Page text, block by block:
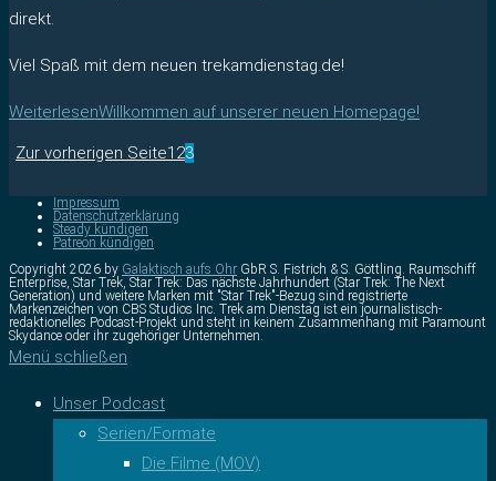
direkt.
Viel Spaß mit dem neuen trekamdienstag.de!
WeiterlesenWillkommen auf unserer neuen Homepage!
Zur vorherigen Seite1 23
Impressum
Datenschutzerklärung
Steady kündigen
Patreon kündigen
Copyright 2026 by Galaktisch aufs Ohr GbR S. Fistrich & S. Göttling. Raumschiff
Enterprise, Star Trek, Star Trek: Das nächste Jahrhundert (Star Trek: The Next
Generation) und weitere Marken mit "Star Trek"-Bezug sind registrierte
Markenzeichen von CBS Studios Inc. Trek am Dienstag ist ein journalistisch-
redaktionelles Podcast-Projekt und steht in keinem Zusammenhang mit Paramount
Skydance oder ihr zugehöriger Unternehmen.
Menü schließen
Unser Podcast
Serien/Formate
Die Filme (MOV)